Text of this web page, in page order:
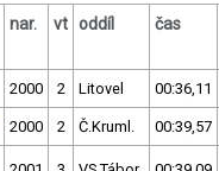
nar. vt oddíl čas
2000 2 Litovel 00:36,11
2000 2 Č.Kruml. 00:39,57